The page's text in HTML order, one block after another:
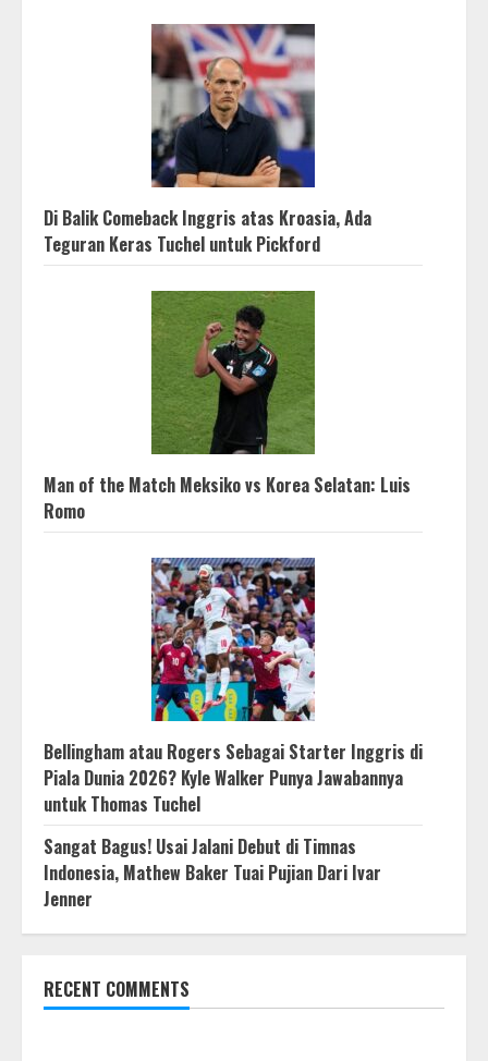
Di Balik Comeback Inggris atas Kroasia, Ada
Teguran Keras Tuchel untuk Pickford
Man of the Match Meksiko vs Korea Selatan: Luis
Romo
Bellingham atau Rogers Sebagai Starter Inggris di
Piala Dunia 2026? Kyle Walker Punya Jawabannya
untuk Thomas Tuchel
Sangat Bagus! Usai Jalani Debut di Timnas
Indonesia, Mathew Baker Tuai Pujian Dari Ivar
Jenner
RECENT COMMENTS